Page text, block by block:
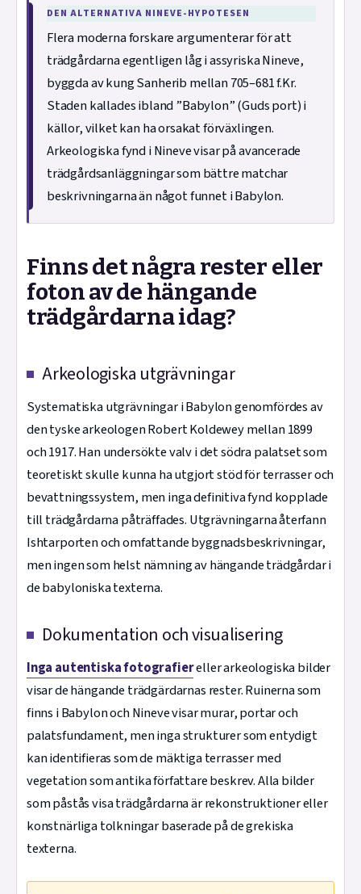
DEN ALTERNATIVA NINEVE-HYPOTESEN
Flera moderna forskare argumenterar för att
trädgårdarna egentligen låg i assyriska Nineve,
byggda av kung Sanherib mellan 705–681 f.Kr.
Staden kallades ibland ”Babylon” (Guds port) i
källor, vilket kan ha orsakat förväxlingen.
Arkeologiska fynd i Nineve visar på avancerade
trädgårdsanläggningar som bättre matchar
beskrivningarna än något funnet i Babylon.
Finns det några rester eller
foton av de hängande
trädgårdarna idag?
Arkeologiska utgrävningar
Systematiska utgrävningar i Babylon genomfördes av
den tyske arkeologen Robert Koldewey mellan 1899
och 1917. Han undersökte valv i det södra palatset som
teoretiskt skulle kunna ha utgjort stöd för terrasser och
bevattningssystem, men inga definitiva fynd kopplade
till trädgårdarna påträffades. Utgrävningarna återfann
Ishtarporten och omfattande byggnadsbeskrivningar,
men ingen som helst nämning av hängande trädgårdar i
de babyloniska texterna.
Dokumentation och visualisering
Inga autentiska fotografiereller arkeologiska bilder
visar de hängande trädgärdarnas rester. Ruinerna som
finns i Babylon och Nineve visar murar, portar och
palatsfundament, men inga strukturer som entydigt
kan identifieras som de mäktiga terrasser med
vegetation som antika författare beskrev. Alla bilder
som påstås visa trädgårdarna är rekonstruktioner eller
konstnärliga tolkningar baserade på de grekiska
texterna.